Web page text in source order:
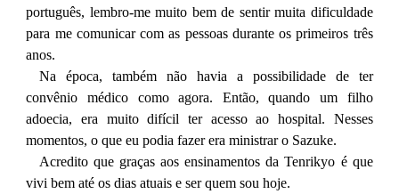
português, lembro-me muito bem de sentir muita dificuldade
para me comunicar com as pessoas durante os primeiros três
anos.
Na época, também não havia a possibilidade de ter
convênio médico como agora. Então, quando um filho
adoecia, era muito difícil ter acesso ao hospital. Nesses
momentos, o que eu podia fazer era ministrar o Sazuke.
Acredito que graças aos ensinamentos da Tenrikyo é que
vivi bem até os dias atuais e ser quem sou hoje.